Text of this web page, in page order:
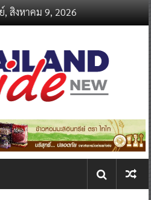
, สิงหาคม 9, 2026